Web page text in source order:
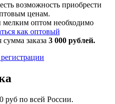
возможность приобрести
ценам.
оптом необходимо
как оптовый
заказа 3 000 рублей.
руб по всей России.